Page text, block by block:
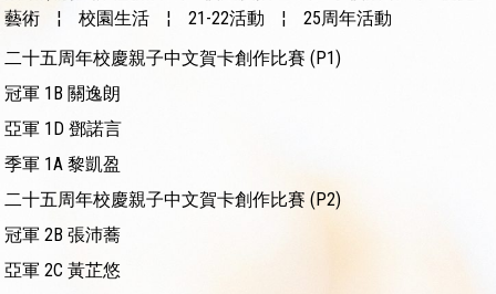
藝術
¦ 校園生活 ¦ 21-22活動 ¦
25周年活動
二十五周年校慶親子中文賀卡創作比賽 (P1)
冠軍 1B 關逸朗
亞軍 1D 鄧諾言
季軍 1A 黎凱盈
二十五周年校慶親子中文賀卡創作比賽 (P2)
冠軍 2B 張沛蕎
亞軍 2C 黃芷悠